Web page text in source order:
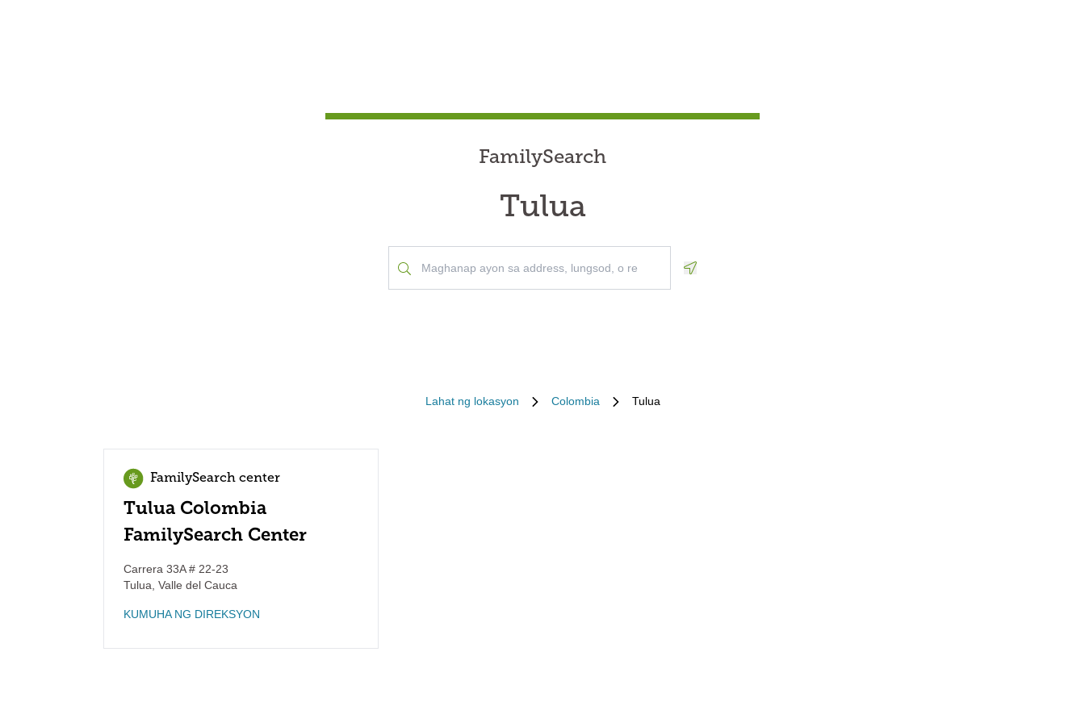
FamilySearch
Tulua
Lahat ng lokasyon Colombia Tulua
FamilySearch center
Tulua Colombia
FamilySearch Center
Carrera 33A # 22-23
Tulua Valle del Cauca
KUMUHA NG DIREKSYON